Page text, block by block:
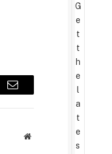
Email
Website
G
e
t
t
h
e
l
a
t
e
s